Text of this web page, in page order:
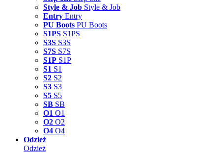
Style & Job Style & Job
Entry Entry
PU Boots PU Boots
S1PS S1PS
S3S S3S
S7S S7S
S1P S1P
S1 S1
S2 S2
S3 S3
S5 S5
SB SB
O1 O1
O2 O2
O4 O4
Odzież
Odzież